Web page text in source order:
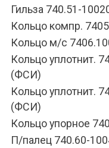
Гильза 740.51-
Кольцо компр.
Кольцо м/с
Кольцо уплотнит.
(ФСИ)
Кольцо уплотнит.
(ФСИ)
Кольцо упорное
П/палец 740.60-